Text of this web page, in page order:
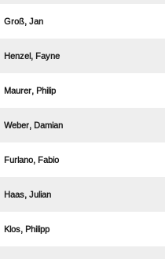
 
 
 
 
 
 
 